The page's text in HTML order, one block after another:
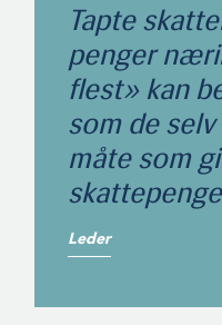
Tapte
penger
flest» kan
som de
måte som
Leder